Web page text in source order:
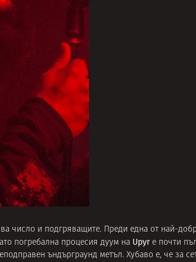
число и подгряващите. Преди една от най-
погребална процесия дуум на Upyrе почти
ъндърграунд метъл. Хубаво е, че за